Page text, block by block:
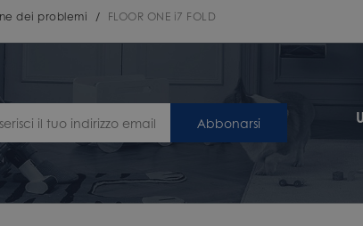
dei problemi / FLOOR ONE i7 FOLD
Abbonarsi